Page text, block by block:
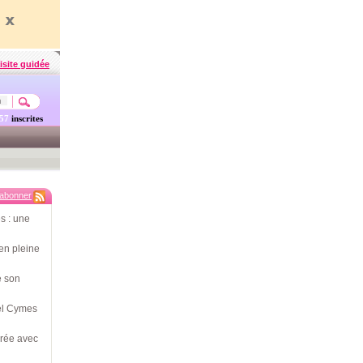
guidée
inscrites
: une
pleine
son
Cymes
avec